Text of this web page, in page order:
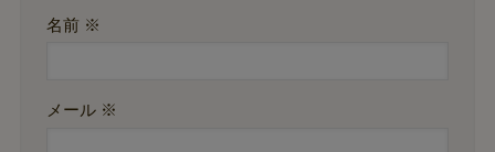
名前 ※
メール ※